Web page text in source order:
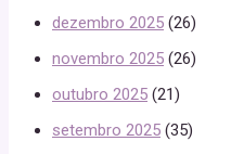
dezembro 2025 (26)
novembro 2025 (26)
outubro 2025 (21)
setembro 2025 (35)